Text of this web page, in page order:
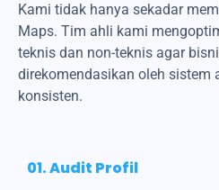
Kami tidak hanya sekadar
Maps. Tim ahli kami
teknis dan non-teknis agar
direkomendasikan oleh sistem
konsisten.
01. Audit Profil